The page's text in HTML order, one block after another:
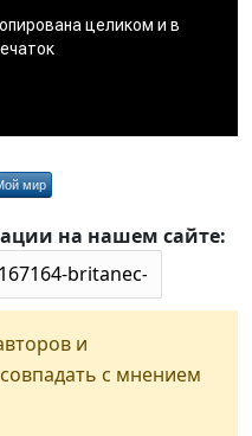
мир
на нашем сайте:
и
с мнением